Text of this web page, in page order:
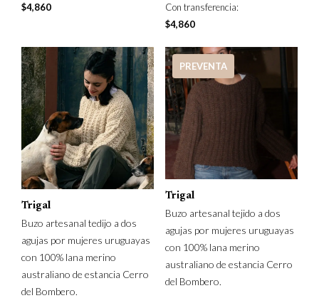
$4,860
Con transferencia:
$4,860
Trigal
Buzo artesanal tedijo a dos
agujas por mujeres uruguayas
con 100% lana merino
australiano de estancia Cerro
del Bombero.
PREVENTA
Trigal
Buzo artesanal tejido a dos
agujas por mujeres uruguayas
con 100% lana merino
australiano de estancia Cerro
del Bombero.